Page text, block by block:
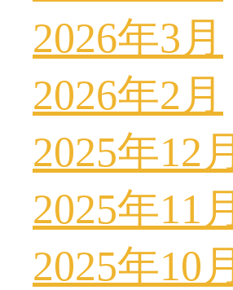
2026年3月
2026年2月
2025年12月
2025年11月
2025年10月